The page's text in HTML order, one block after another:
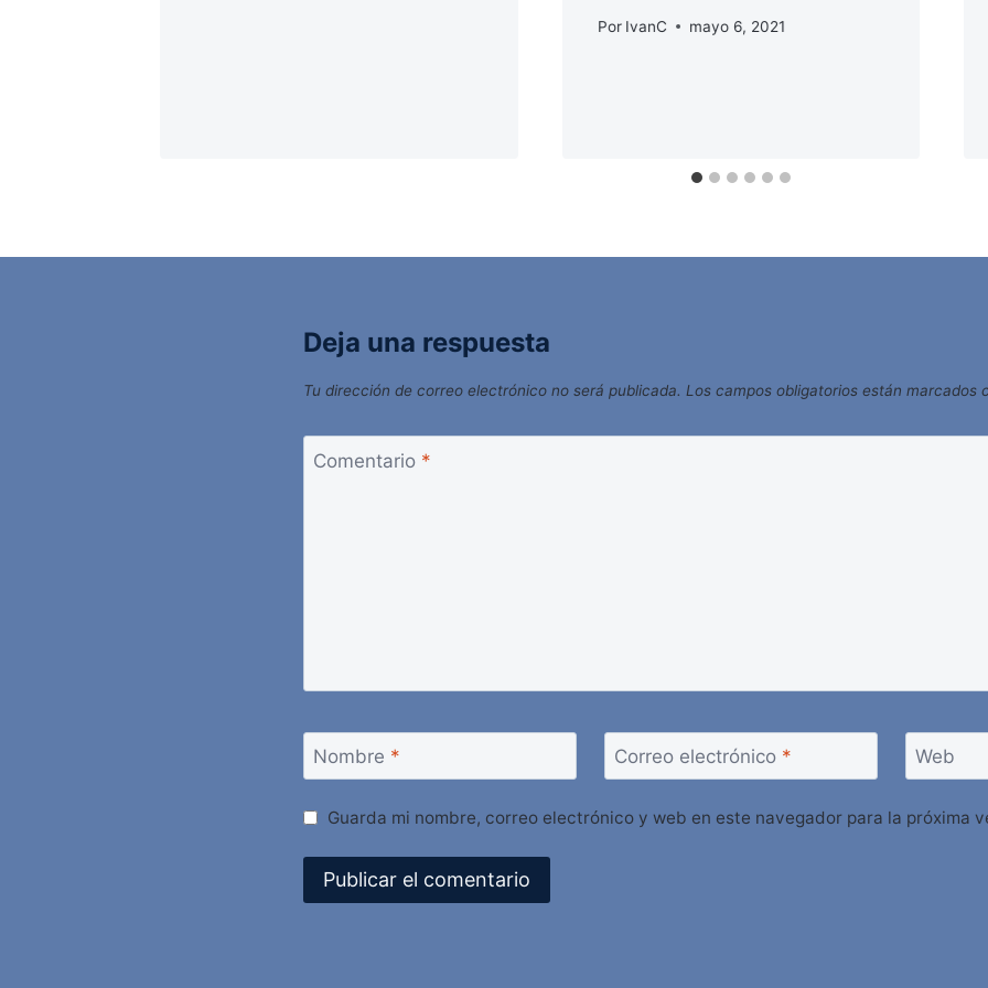
Por IvanC mayo 6, 2021
Deja una respuesta
Tu dirección de correo electrónico no será publicada. Los campos obligatorios están marcados
Comentario *
Nombre * Correo electrónico * Web
Guarda mi nombre, correo electrónico y web en este navegador para la próxima